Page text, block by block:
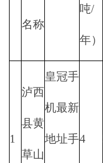
名称
吨/
年）
1
泸西
县黄
草山
皇冠手
机最新
地址手4